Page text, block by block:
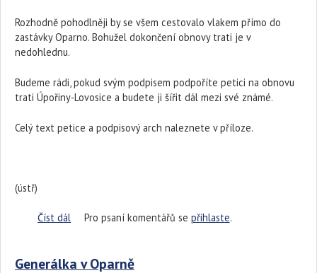
Rozhodně pohodlněji by se všem cestovalo vlakem přímo do
zastávky Oparno. Bohužel dokončení obnovy trati je v
nedohlednu.
Budeme rádi, pokud svým podpisem podpoříte petici na obnovu
trati Úpořiny-Lovosice a budete ji šířit dál mezi své známé.
Celý text petice a podpisový arch naleznete v příloze.
(ústř)
Číst dál Podpořme petici pro záchranu trati Úpořiny - Lovosice,
Pro psaní komentářů se přihlaste.
Generálka v Oparně